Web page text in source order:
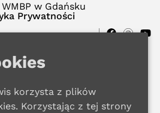
w Gdańsku
Prywatności
korzysta z plików
Korzystając z tej strony